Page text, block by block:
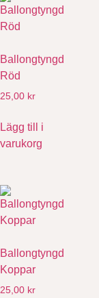
Ballongtyngd
Röd
25,00 kr
Lägg till i
varukorg
Ballongtyngd
Koppar
25,00 kr